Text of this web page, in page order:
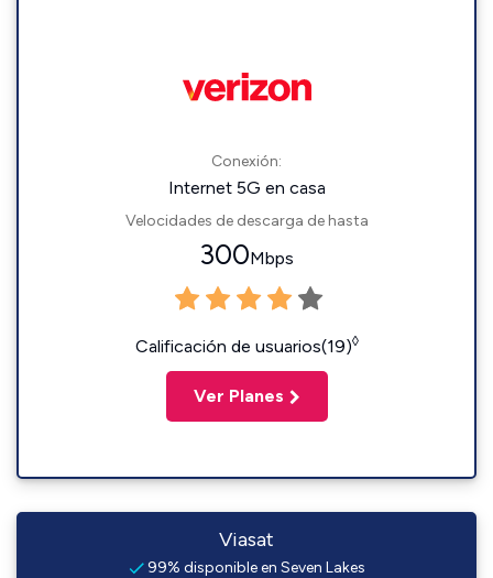
Conexión:
Internet 5G en casa
Velocidades de descarga de hasta
300Mbps
Calificación de usuarios(19)◊
Ver Planes
Viasat
99% disponible en Seven Lakes